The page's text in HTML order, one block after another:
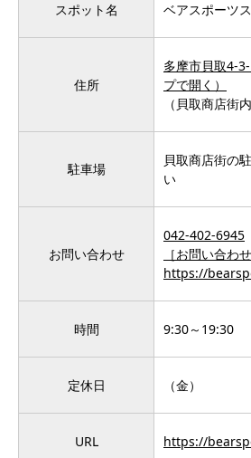
スポット名 ベアスポーツ
住所
多摩市貝取4-
プで開く）
（貝取商店街内
駐車場
貝取商店街の
い
お問い合わせ
042-402-6945
［お問い合わ
https://
時間 9:30～19:30
定休日 （金）
URL https://